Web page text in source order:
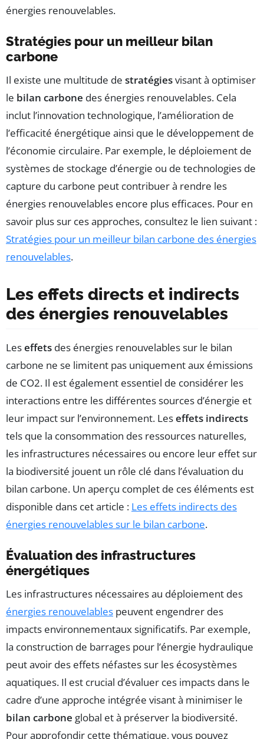
énergies renouvelables.
Stratégies pour un meilleur bilan
carbone
Il existe une multitude de stratégiesvisant à optimiser
le bilan carbone des énergies renouvelables. Cela
inclut l’innovation technologique, l’amélioration de
l’efficacité énergétique ainsi que le développement de
l’économie circulaire. Par exemple, le déploiement de
systèmes de stockage d’énergie ou de technologies de
capture du carbone peut contribuer à rendre les
énergies renouvelables encore plus efficaces. Pour en
savoir plus sur ces approches, consultez le lien suivant :
Stratégies pour un meilleur bilan carbone des énergies
renouvelables.
Les effets directs et indirects
des énergies renouvelables
Leseffets des énergies renouvelables sur le bilan
carbone ne se limitent pas uniquement aux émissions
de CO2. Il est également essentiel de considérer les
interactions entre les différentes sources d’énergie et
leur impact sur l’environnement. Leseffets indirects
tels que la consommation des ressources naturelles,
les infrastructures nécessaires ou encore leur effet sur
la biodiversité jouent un rôle clé dans l’évaluation du
bilan carbone. Un aperçu complet de ces éléments est
disponible dans cet article : Les effets indirects des
énergies renouvelables sur le bilan carbone.
Évaluation des infrastructures
énergétiques
Les infrastructures nécessaires au déploiement des
énergies renouvelables peuvent engendrer des
impacts environnementaux significatifs. Par exemple,
la construction de barrages pour l’énergie hydraulique
peut avoir des effets néfastes sur les écosystèmes
aquatiques. Il est crucial d’évaluer ces impacts dans le
cadre d’une approche intégrée visant à minimiser le
bilan carbone global et à préserver la biodiversité.
Pour approfondir cette thématique, vous pouvez